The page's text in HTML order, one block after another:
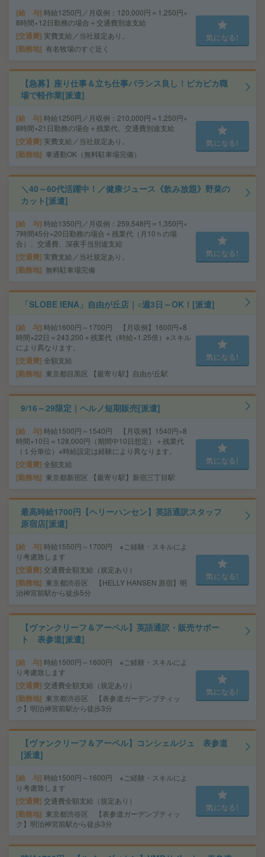
給 与 時給1250円／月収例：120,000円＝1,250円×
8時間×12日勤務の場合＋交通費別途支給
交通費 実費支給／当社規定あり。
勤務地 有名牧場のすぐ近く
気になる!
【急募】座り仕事＆立ち仕事バランス良し！ピカピカ職
場で軽作業[派遣]
給 与 時給1250円／月収例：210,000円＝1,250円×
8時間×21日勤務の場合＋残業代、交通費別途支給
交通費 実費支給／当社規定あり。
勤務地 車通勤OK（無料駐車場完備）
気になる!
＼40～60代活躍中！／健康ジュース《飲み放題》野菜の
カット[派遣]
給 与 時給1350円／月収例：259,548円＝1,350円×
7時間45分×20日勤務の場合＋残業代（月10ｈの場
合）、交通費、深夜手当別途支給
交通費 実費支給／当社規定あり。
勤務地 無料駐車場完備
気になる!
「SLOBE IENA」自由が丘店｜○週3日～OK！[派遣]
給 与 時給1600円～1700円 【月収例】1600円×8
時間×22日＝243,200＋残業代（時給×1.25倍）※スキル
により異なります。
交通費 全額支給
勤務地 東京都目黒区 【最寄り駅】自由が丘駅
気になる!
9/16～29限定｜ヘルノ短期販売[派遣]
給 与 時給1500円～1540円 【月収例】1540円×8
時間×10日＝128,000円（期間中10日想定）＋残業代
（１分単位）※時給設定は経験により異なります。
交通費 全額支給
勤務地 東京都新宿区 【最寄り駅】新宿三丁目駅
気になる!
最高時給1700円【ヘリーハンセン】英語通訳スタッフ
原宿店[派遣]
給 与 時給1550円～1700円 ※ご経験・スキルによ
り考慮致します
交通費 交通費全額支給（規定あり）
勤務地
東京都渋谷区 【HELLY HANSEN 原宿】明
治神宮前駅から徒歩5分
気になる!
【ヴァンクリーフ＆アーペル】英語通訳・販売サポー
ト 表参道[派遣]
給 与 時給1500円～1600円 ※ご経験・スキルによ
り考慮致します
交通費 交通費全額支給（規定あり）
勤務地
東京都渋谷区 【表参道ガーデンブティッ
ク】明治神宮前駅から徒歩3分
気になる!
【ヴァンクリーフ＆アーペル】コンシェルジュ 表参道
[派遣]
給 与 時給1500円～1600円 ※ご経験・スキルによ
り考慮致します
交通費 交通費全額支給（規定あり）
勤務地
東京都渋谷区 【表参道ガーデンブティッ
ク】明治神宮前駅から徒歩3分
気になる!